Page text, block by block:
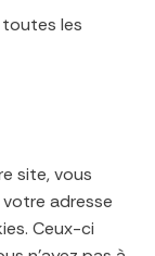
les
site, vous
adresse
Ceux-ci